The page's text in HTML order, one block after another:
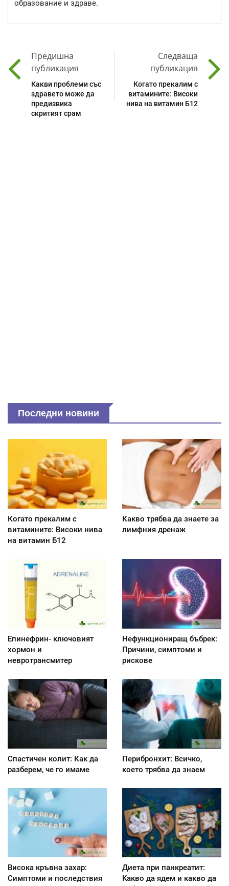
образование и здраве.
Предишна
публикация
Какви проблеми със
здравето може да
предизвика
скритият срам
Следваща
публикация
Когато прекалим с
витамините: Високи
нива на витамин Б12
Последни новини
Когато прекалим с
витамините: Високи нива
на витамин Б12
Какво трябва да знаете за
лимфния дренаж
Епинефрин- ключовият
хормон и
невротрансмитер
Нефункциониращ бъбрек:
Причини, симптоми и
рискове
Спастичен колит: Как да
разберем, че го имаме
Перибронхит: Всичко,
което трябва да знаем
Висока кръвна захар:
Симптоми и последствия
Диета при панкреатит:
Kакво да ядем и какво да